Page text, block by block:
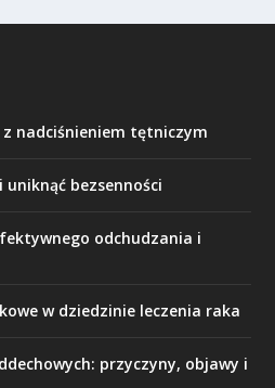
nadciśnieniem tętniczym
uniknąć bezsenności
odchudzania i
w dziedzinie leczenia raka
przyczyny, objawy i